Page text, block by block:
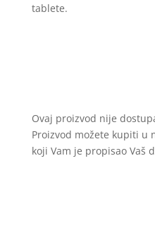
tablete.
Ovaj proizvod nije
Proizvod možete kupiti u
koji Vam je propisao Vaš